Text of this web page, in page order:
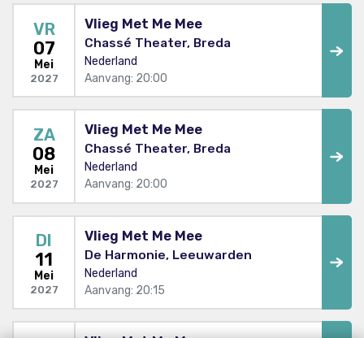
VR
07
Mei
2027
Vlieg Met Me Mee
Chassé Theater, Breda
Nederland
Aanvang: 20:00
ZA
08
Mei
2027
Vlieg Met Me Mee
Chassé Theater, Breda
Nederland
Aanvang: 20:00
DI
11
Mei
2027
Vlieg Met Me Mee
De Harmonie, Leeuwarden
Nederland
Aanvang: 20:15